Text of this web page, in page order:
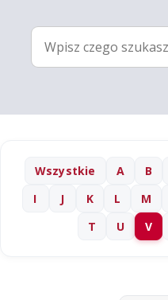
Wszystkie A B
I
J K L M
T
U V